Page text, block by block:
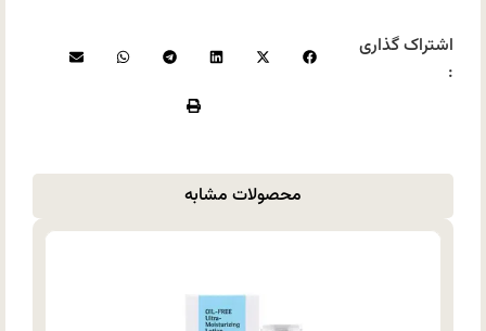
اشتراک گذاری
:
محصولات مشابه